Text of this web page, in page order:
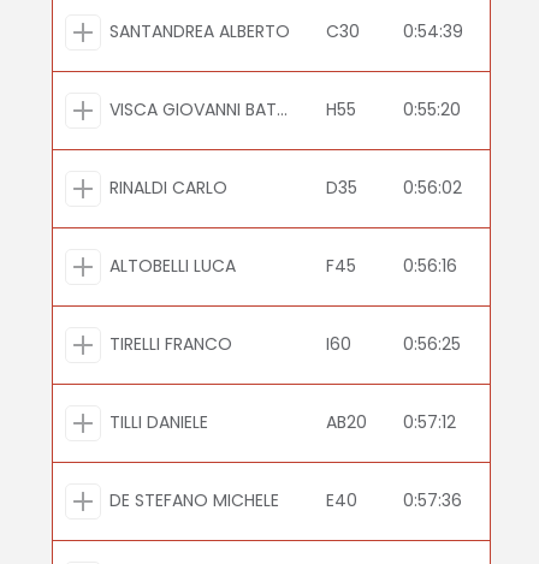
SANTANDREA ALBERTO C30 0:54:39
VISCA GIOVANNI BATTISTA H55 0:55:20
RINALDI CARLO D35 0:56:02
ALTOBELLI LUCA F45 0:56:16
TIRELLI FRANCO I60 0:56:25
TILLI DANIELE AB20 0:57:12
DE STEFANO MICHELE E40 0:57:36